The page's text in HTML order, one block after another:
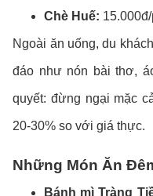
Chè Huế:
Ngoài ăn uống, du
đáo như nón bài thơ,
quyết: đừng ngại mặc
20-30% so với giá thực.
Những Món Ăn
Bánh mì Tràng